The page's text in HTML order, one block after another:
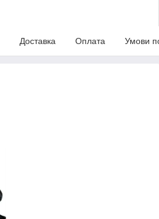
Доставка Оплата Умови